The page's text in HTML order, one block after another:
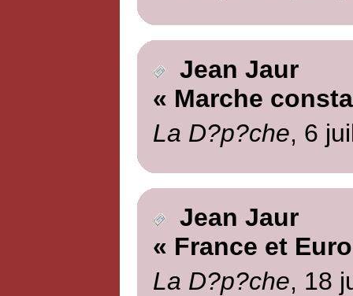
Jean Jaur
« Marche
La D?p?che, 6
Jean Jaur
« France et
La D?p?che, 18